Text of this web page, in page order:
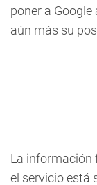
poner a
aún más su
La información
el servicio está